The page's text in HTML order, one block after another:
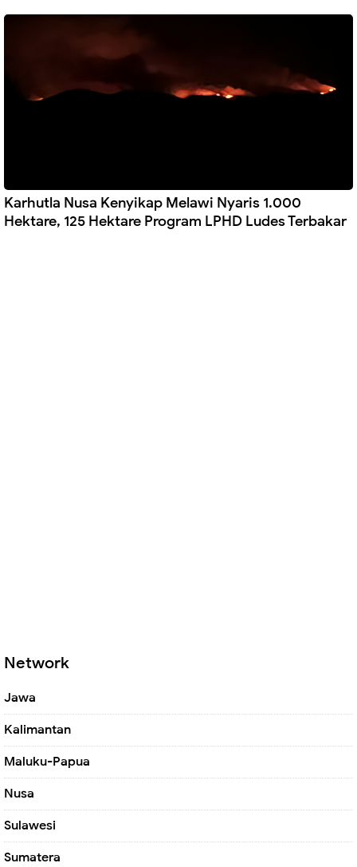
Karhutla Nusa Kenyikap Melawi Nyaris 1.000
Hektare, 125 Hektare Program LPHD Ludes Terbakar
Network
Jawa
Kalimantan
Maluku-Papua
Nusa
Sulawesi
Sumatera